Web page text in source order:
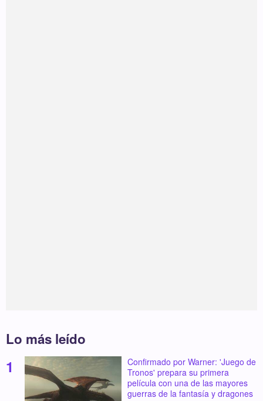
Lo más leído
Confirmado por Warner: 'Juego de
Tronos' prepara su primera
película con una de las mayores
guerras de la fantasía y dragones